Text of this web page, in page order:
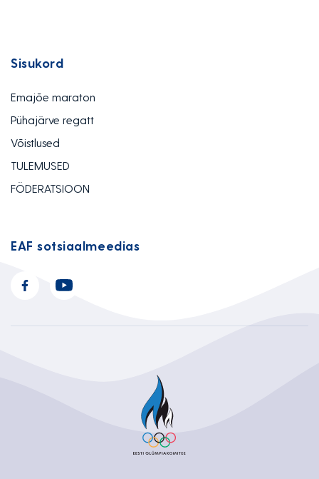
Sisukord
Emajõe maraton
Pühajärve regatt
Võistlused
TULEMUSED
FÖDERATSIOON
EAF sotsiaalmeedias